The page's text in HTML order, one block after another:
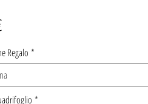
Prezzo
Regalo *
*